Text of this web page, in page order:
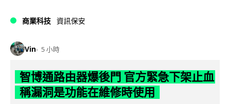
商業科技 資訊保安
Vin 5 小時
智博通路由器爆後門 官方緊急下架止血
稱漏洞是功能在維修時使用